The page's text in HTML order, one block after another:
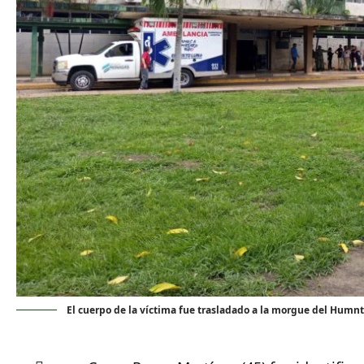
El cuerpo de la víctima fue trasladado a la morgue del